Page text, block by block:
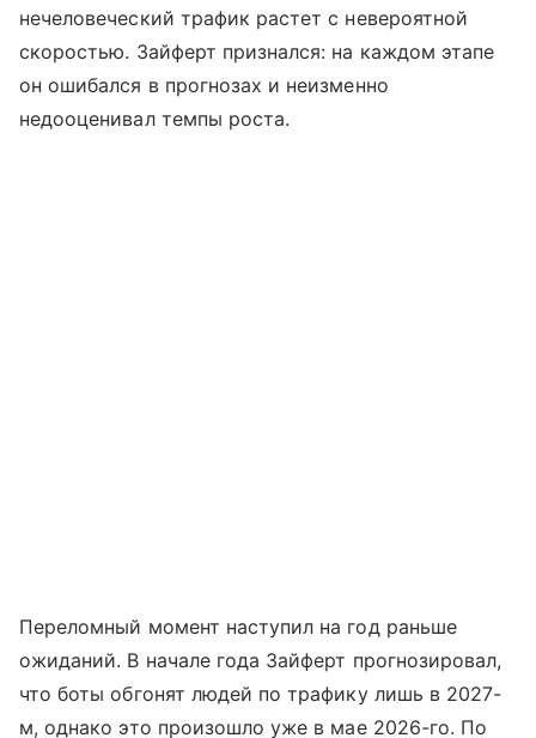
нечеловеческий трафик растет с невероятной
скоростью. Зайферт признался: на каждом этапе
он ошибался в прогнозах и неизменно
недооценивал темпы роста.
Переломный момент наступил на год раньше
ожиданий. В начале года Зайферт прогнозировал,
что боты обгонят людей по трафику лишь в 2027-
м, однако это произошло уже в мае 2026-го. По